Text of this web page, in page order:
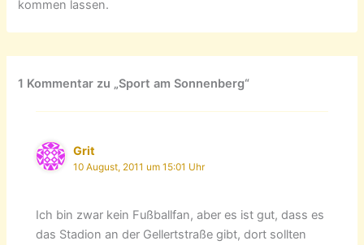
kommen lassen.
1 Kommentar zu „Sport am Sonnenberg“
Grit
10 August, 2011 um 15:01 Uhr
Ich bin zwar kein Fußballfan, aber es ist gut, dass es
das Stadion an der Gellertstraße gibt, dort sollten